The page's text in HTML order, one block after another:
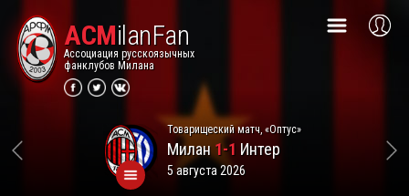
ACMilanFan
Ассоциация русскоязычных
фанклубов Милана
Товарищеский матч, «Оптус»
Милан1-1 Интер
5 августа 2026